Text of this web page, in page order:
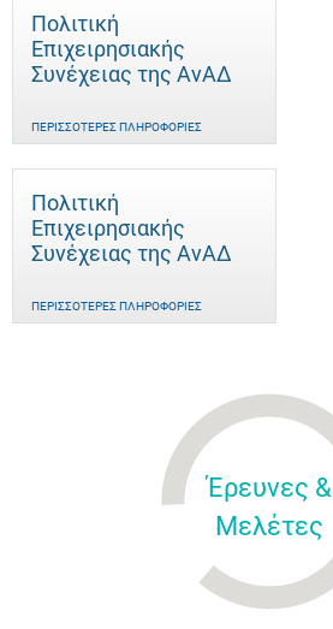
Πολιτική
Επιχειρησιακής
Συνέχειας της ΑνΑΔ
ΠΕΡΙΣΣΌΤΕΡΕΣ ΠΛΗΡΟΦΟΡΊΕΣ
Πολιτική
Επιχειρησιακής
Συνέχειας της ΑνΑΔ
ΠΕΡΙΣΣΌΤΕΡΕΣ ΠΛΗΡΟΦΟΡΊΕΣ
Έρευνες &
Μελέτες